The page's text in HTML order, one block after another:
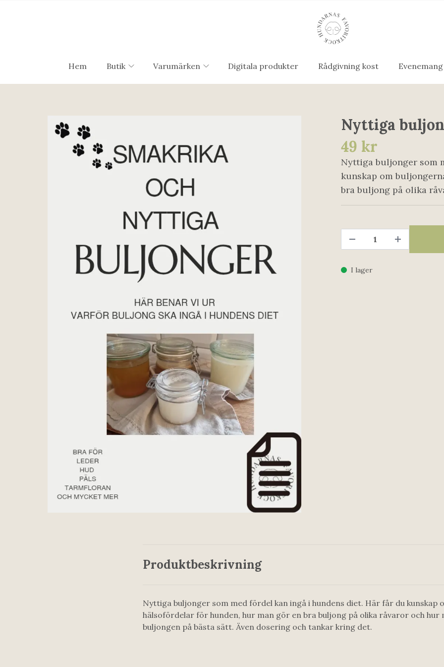
Hem Butik Varumärken Digitala produkter Rådgivning kost Evenemang
Nyttiga
49 kr
Nyttiga buljonger som
kunskap om
bra buljong på olika
I lager
Produktbeskrivning
Nyttiga buljonger som med fördel kan ingå i hundens diet. Här får du kunskap
hälsofördelar för hunden, hur man gör en bra buljong på olika råvaror och hur
buljongen på bästa sätt. Även dosering och tankar kring det.